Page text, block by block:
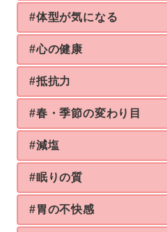
#体型が気になる
#心の健康
#抵抗力
#春・季節の変わり目
#減塩
#眠りの質
#胃の不快感